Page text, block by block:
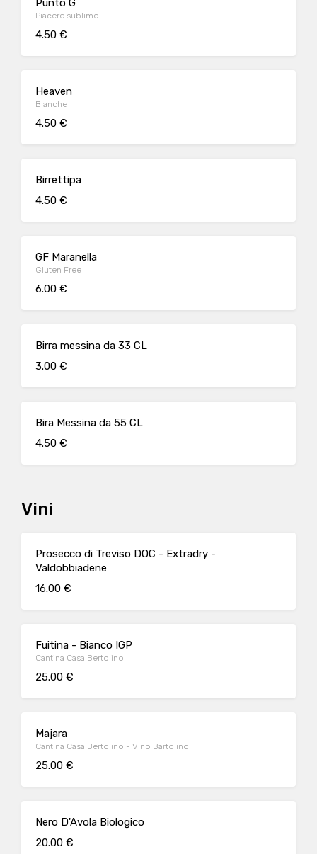
Punto G
Piacere sublime
4.50 €
Heaven
Blanche
4.50 €
Birrettipa
4.50 €
GF Maranella
Gluten Free
6.00 €
Birra messina da 33 CL
3.00 €
Bira Messina da 55 CL
4.50 €
Vini
Prosecco di Treviso DOC - Extradry -
Valdobbiadene
16.00 €
Fuitina - Bianco IGP
Cantina Casa Bertolino
25.00 €
Majara
Cantina Casa Bertolino - Vino Bartolino
25.00 €
Nero D'Avola Biologico
20.00 €